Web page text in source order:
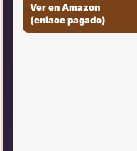
Ver en Amazon
(enlace pagado)